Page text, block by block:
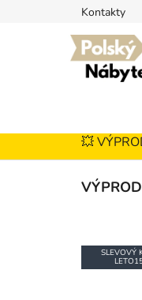
Kontakty
💥
SLEVOVÝ